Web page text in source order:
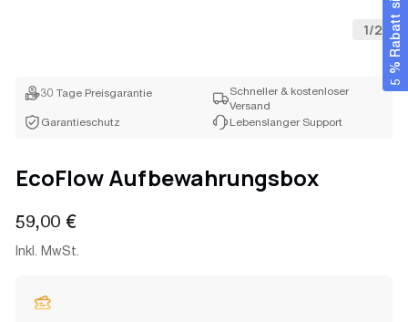
1/2
30 Tage Preisgarantie
Schneller & kostenloser
Versand
Garantieschutz
Lebenslanger Support
EcoFlow Aufbewahrungsbox
Regulärer
Preis
59,00 €
Inkl. MwSt.